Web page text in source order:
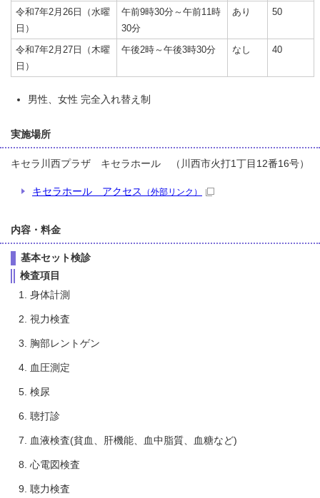
令和7年2月26日（水曜
日）
午前9時30分～午前11時
30分
あり 50
令和7年2月27日（木曜
日）
午後2時～午後3時30分 なし 40
男性、女性 完全入れ替え制
実施場所
キセラ川西プラザ キセラホール （川西市火打1丁目12番16号）
キセラホール アクセス （外部リンク）
内容・料金
基本セット検診
検査項目
身体計測
視力検査
胸部レントゲン
血圧測定
検尿
聴打診
血液検査(貧血、肝機能、血中脂質、血糖など)
心電図検査
聴力検査